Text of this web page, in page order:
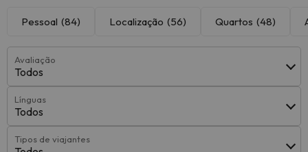
Pessoal (84) Localização (56) Quartos (48)
Avaliação
Todos
Línguas
Todos
Tipos de viajantes